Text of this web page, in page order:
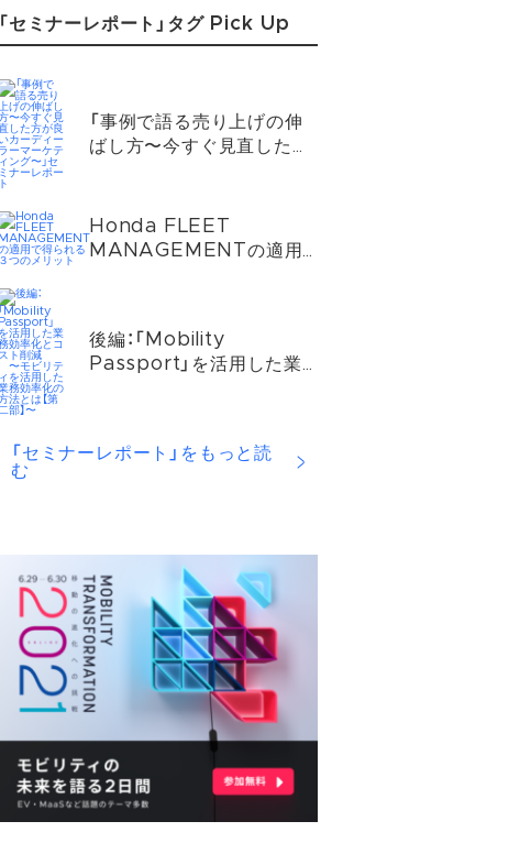
「セミナーレポート」タグ Pick Up
「事例で語る売り上げの伸
ばし方〜今すぐ見直した方
ポート
Honda FLEET
MANAGEMENTの適用
後編：「Mobility
Passport」を活用した業
部】〜
「セミナーレポート」をもっと読
む